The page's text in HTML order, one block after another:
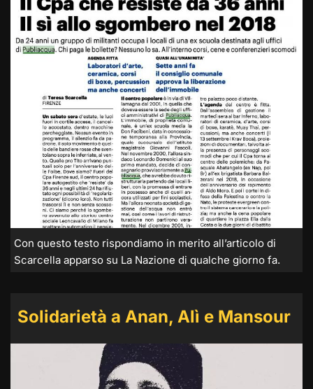
Con questo testo rispondiamo in merito all’articolo di
Scarcella apparso su La Nazione di qualche giorno fa.
Solidarietà a Anan, Alì e Mansour